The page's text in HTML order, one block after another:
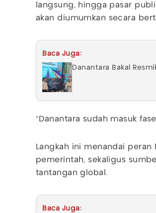
langsung, hingga pasar
akan diumumkan secara
Baca Juga:
Danantara Bakal
“Danantara sudah masuk
Langkah ini menandai peran
pemerintah, sekaligus
tantangan global.
Baca Juga: